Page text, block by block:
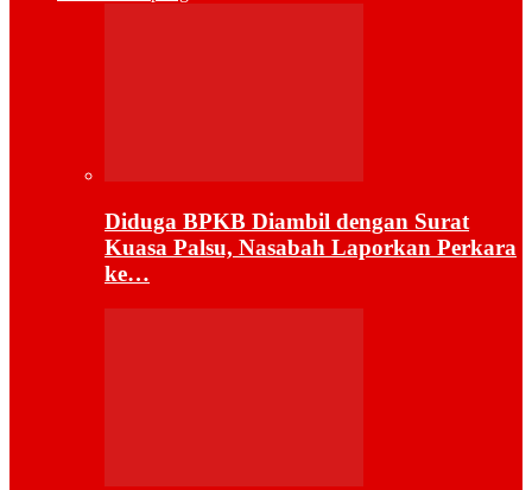
Diduga BPKB Diambil dengan Surat
Kuasa Palsu, Nasabah Laporkan Perkara
ke…